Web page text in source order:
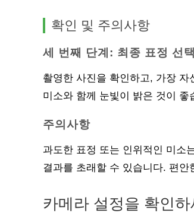
확인 및 주의사항
세 번째 단계: 최종 표정 선택
촬영한 사진을 확인하고, 가장
미소와 함께 눈빛이 밝은 것이 좋
주의사항
과도한 표정 또는 인위적인 미소
결과를 초래할 수 있습니다. 편안
카메라 설정을 확인하